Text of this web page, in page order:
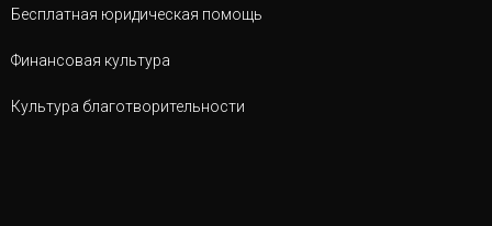
Бесплатная юридическая помощь
Финансовая культура
Культура благотворительности